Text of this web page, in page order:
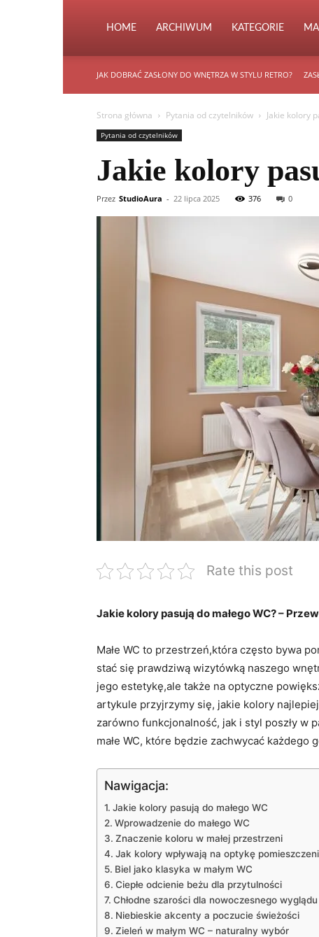
HOME ARCHIWUM KATEGORIE
JAK DOBRAĆ ZASŁONY DO WNĘTRZA W STYLU RETRO?
Strona główna Pytania od czytelników Jakie kolory
Pytania od czytelników
Jakie kolory
Przez StudioAura - 22 lipca 2025 376 0
Rate this post
Jakie kolory pasują do ⁣małego WC? –
Małe WC to‍ przestrzeń,która często bywa
stać się prawdziwą wizytówką naszego
jego estetykę,ale także na optyczne
artykule przyjrzymy ‌się, jakie kolory
zarówno funkcjonalność, ⁢jak i styl poszły w
małe WC, które będzie‍ zachwycać każdego
Nawigacja:
Jakie kolory pasują do ⁤małego WC
Wprowadzenie do małego WC
Znaczenie koloru w małej przestrzeni
Jak kolory ​wpływają na optykę
Biel​ jako klasyka⁣ w małym WC
Ciepłe odcienie beżu dla przytulności
Chłodne szarości dla nowoczesnego wyglądu
Niebieskie⁤ akcenty⁤ a poczucie świeżości
Zieleń w małym WC – naturalny wybór